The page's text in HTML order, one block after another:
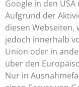
Google in den
Aufgrund der
diesen Webseiten,
jedoch innerhalb
Union oder in
über den
Nur in